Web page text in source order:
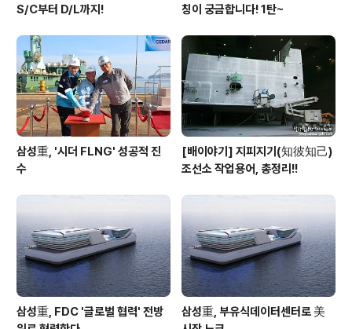
S/C부터 D/L까지!
칭이 궁금합니다! 1탄~
삼성重, '시더 FLNG' 성공적 진
수
[배이야기] 지피지기(知彼知己)
조선소 작업용어, 총정리!!
삼성重, FDC '글로벌 협력' 전방
삼성重, 부유식데이터센터로 美